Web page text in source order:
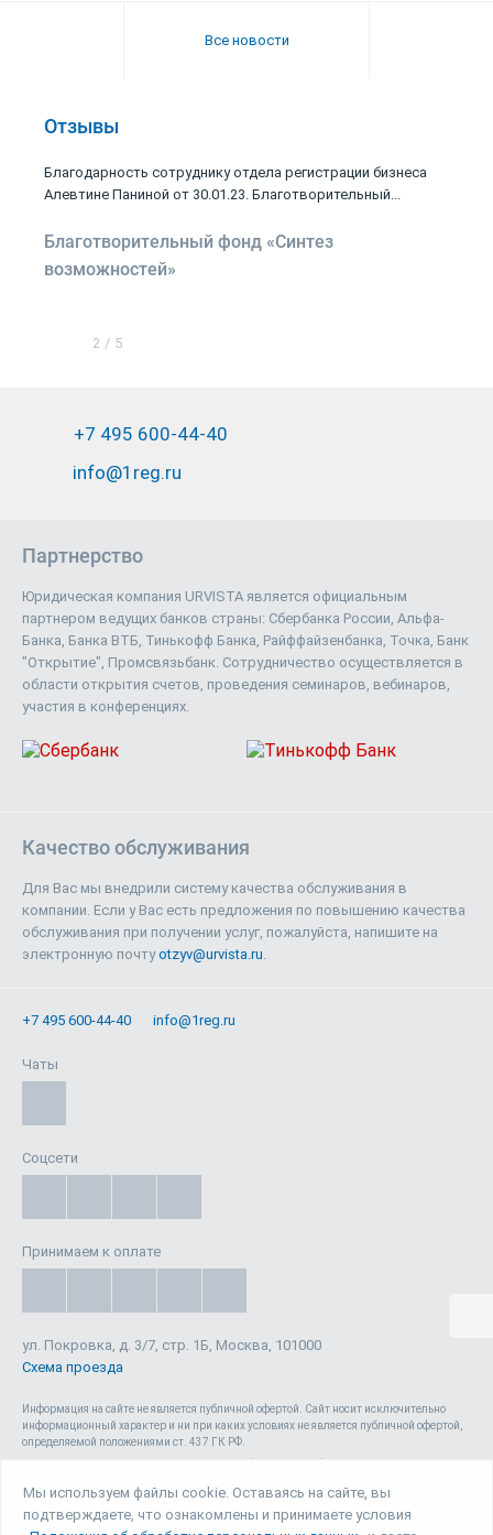
Все новости
Отзывы
Благодарность сотруднику отдела регистрации бизнеса
Алевтине Паниной от 30.01.23. Благотворительный...
Благотворительный фонд «Синтез
возможностей»
2 / 5
+7 495 600-44-40
info@1reg.ru
Партнерство
Юридическая компания URVISTA является официальным
партнером ведущих банков страны: Сбербанка России, Альфа-
Банка, Банка ВТБ, Тинькофф Банка, Райффайзенбанка, Точка, Банк
"Открытие", Промсвязьбанк. Сотрудничество осуществляется в
области открытия счетов, проведения семинаров, вебинаров,
участия в конференциях.
Качество обслуживания
Для Вас мы внедрили систему качества обслуживания в
компании. Если у Вас есть предложения по повышению качества
обслуживания при получении услуг, пожалуйста, напишите на
электронную почтуotzyv@urvista.ru.
+7 495 600-44-40 info@1reg.ru
Чаты
Соцсети
Принимаем к оплате
ул. Покровка, д. 3/7, стр. 1Б, Москва, 101000
Схема проезда
Информация на сайте не является публичной офертой. Cайт носит исключительно
информационный характер и ни при каких условиях не является публичной офертой,
определяемой положениями ст. 437 ГК РФ.
(ОГРН: 1087746040140) , а также зарегистрирован в качестве СМИ. Запрещается
копирование (как для собственных нужд, так и с целью распространения) и любое
иное использование сайта, его элементов и материалов без письменного согласия
Мы используем файлы cookie. Оставаясь на сайте, вы
подтверждаете, что ознакомлены и принимаете условия